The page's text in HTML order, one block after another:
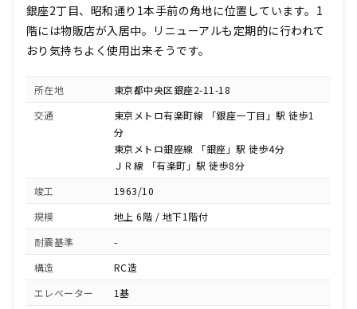
銀座2丁目、昭和通り1本手前の角地に位置しています。1
階には物販店が入居中。リニューアルも定期的に行われて
おり気持ちよく使用出来そうです。
所在地
東京都中央区銀座2-11-18
交通
東京メトロ有楽町線 「銀座一丁目」駅 徒歩1
分
東京メトロ銀座線 「銀座」駅 徒歩4分
ＪＲ線 「有楽町」駅 徒歩8分
竣工
1963/10
規模
地上 6階 / 地下1階付
耐震基準
-
構造
RC造
エレベーター
1基